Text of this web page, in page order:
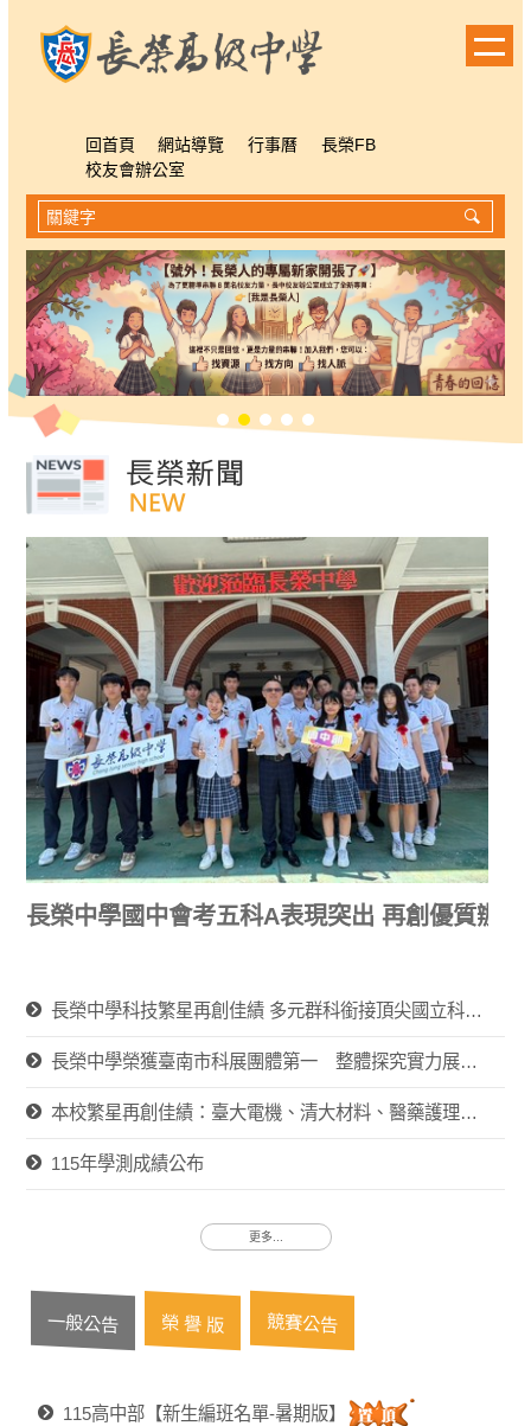
回首頁 網站導覽 行事曆
長榮FB
校友會辦公室
長榮中學國中會考五科A表現突出 再創優質辦學
長榮中學科技繁星再創佳績 多元群科銜接頂尖國立科大 展現技職教育軟實力
長榮中學榮獲臺南市科展團體第一 整體探究實力展現 生物科再創佳績
本校繁星再創佳績：臺大電機、清大材料、醫藥護理全線紅榜
115年學測成績公布
更多...
一般公告 榮 譽 版 競賽公告
115高中部【新生編班名單-暑期版】